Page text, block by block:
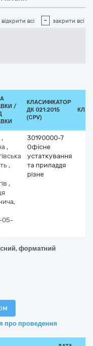
відкрити всі - закрити всі
/
КЛАСИФІКАТОР
ДК 021:2015
(CPV)
,
,
,
,
05-
30190000-7
Офісне
устаткування
та приладдя
різне
форматний
про проведення